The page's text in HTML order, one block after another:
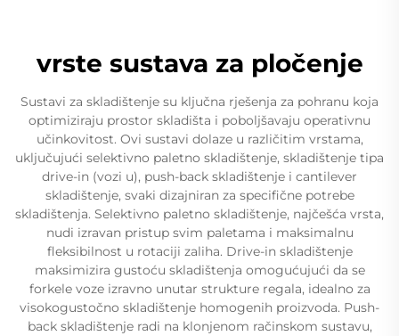
vrste sustava za pločenje
Sustavi za skladištenje su ključna rješenja za pohranu koja
optimiziraju prostor skladišta i poboljšavaju operativnu
učinkovitost. Ovi sustavi dolaze u različitim vrstama,
uključujući selektivno paletno skladištenje, skladištenje tipa
drive-in (vozi u), push-back skladištenje i cantilever
skladištenje, svaki dizajniran za specifične potrebe
skladištenja. Selektivno paletno skladištenje, najčešća vrsta,
nudi izravan pristup svim paletama i maksimalnu
fleksibilnost u rotaciji zaliha. Drive-in skladištenje
maksimizira gustoću skladištenja omogućujući da se
forkele voze izravno unutar strukture regala, idealno za
visokogustočno skladištenje homogenih proizvoda. Push-
back skladištenje radi na klonjenom račinskom sustavu,